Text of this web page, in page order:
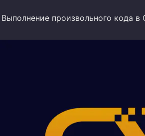
Выполнение произвольного кода в